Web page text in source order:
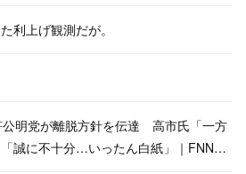
利上げ観測だが。
公明党が離脱方針を伝達 高市氏「一方
誠に不十分…いったん白紙」｜FNN…